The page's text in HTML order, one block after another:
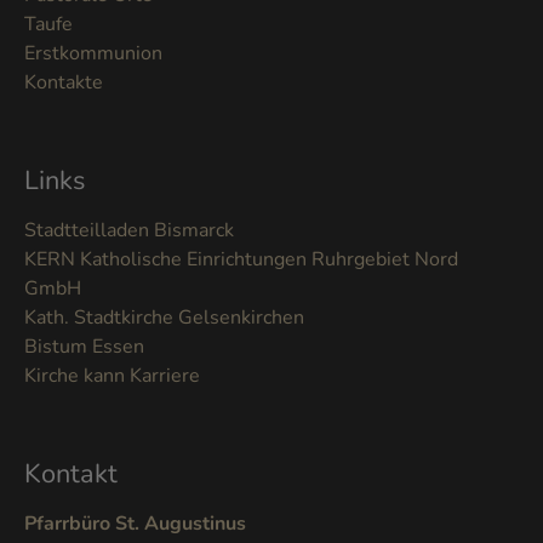
Taufe
Erstkommunion
Kontakte
Links
Stadtteilladen Bismarck
KERN Katholische Einrichtungen Ruhrgebiet Nord
GmbH
Kath. Stadtkirche Gelsenkirchen
Bistum Essen
Kirche kann Karriere
Kontakt
Pfarrbüro St. Augustinus